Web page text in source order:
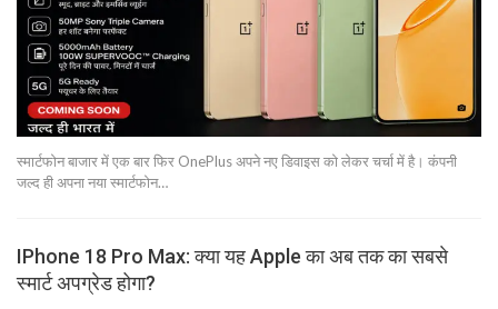
स्मार्टफोन बाजार में एक बार फिर OnePlus अपने नए डिवाइस को लेकर चर्चा में है। कंपनी
जल्द ही अपना नया स्मार्टफोन…
IPhone 18 Pro Max: क्या यह Apple का अब तक का सबसे
स्मार्ट अपग्रेड होगा?